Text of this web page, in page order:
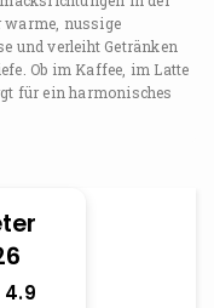
warme, nussige
und verleiht Getränken
Ob im Kaffee, im Latte
für ein harmonisches
4.9